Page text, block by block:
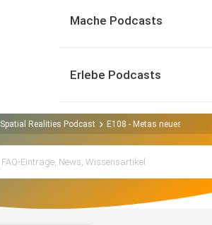
Mache Podcasts
Erlebe Podcasts
Spatial Realities Podcast E108 - Metas neues 2mm